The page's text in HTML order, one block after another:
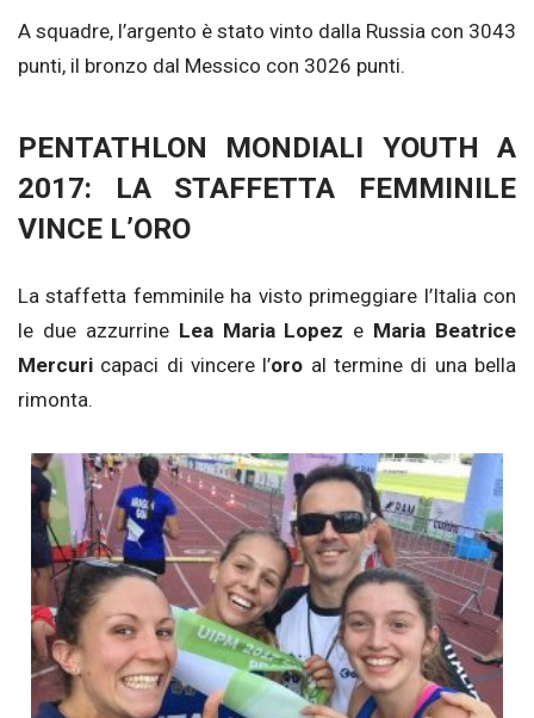
A squadre, l’argento è stato vinto dalla Russia con 3043
punti, il bronzo dal Messico con 3026 punti.
PENTATHLON MONDIALI YOUTH A
2017: LA STAFFETTA FEMMINILE
VINCE L’ORO
La staffetta femminile ha visto primeggiare l’Italia con
le due azzurrineLea Maria Lopez e Maria Beatrice
Mercuri capaci di vincere l’oro al termine di una bella
rimonta.